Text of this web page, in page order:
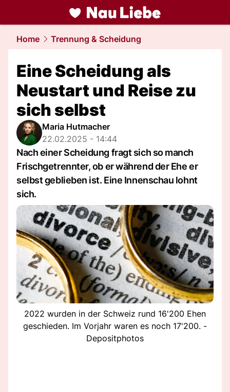
liebe.NAU.ch
Home Trennung & Scheidung
Eine Scheidung als
Neustart und Reise zu
sich selbst
Maria Hutmacher
22.02.2025 - 14:44
Nach einer Scheidung fragt sich so manch
Frischgetrennter, ob er während der Ehe er
selbst geblieben ist. Eine Innenschau lohnt
sich.
2022 wurden in der Schweiz rund 16'200 Ehen
geschieden. Im Vorjahr waren es noch 17'200. -
Depositphotos